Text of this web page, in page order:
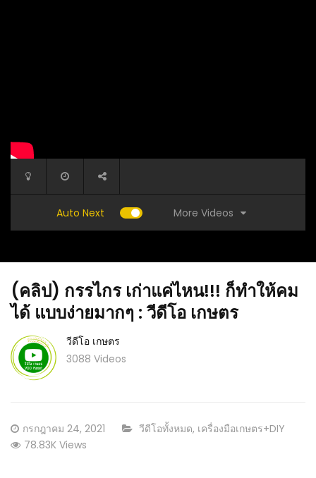
Auto Next More Videos
าพ
(คลิป) กรรไกร เก่าแค่ไหน!!! ก็ทำให้คม
ได้ แบบง่ายมากๆ : วีดีโอ เกษตร
วีดีโอ เกษตร
3088 Videos
Posted
on
กรกฎาคม 24, 2021 CATEGORY:
วีดีโอทั้งหมด, เครื่องมือเกษตร+DIY
78.83K Views